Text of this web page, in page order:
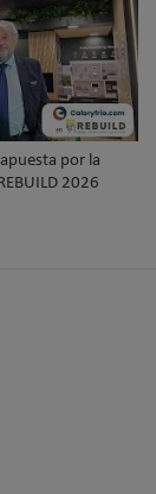
por la
2026